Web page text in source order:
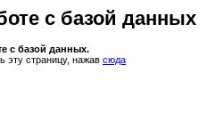
с базой данных
с базой данных.
эту страницу, нажав сюда